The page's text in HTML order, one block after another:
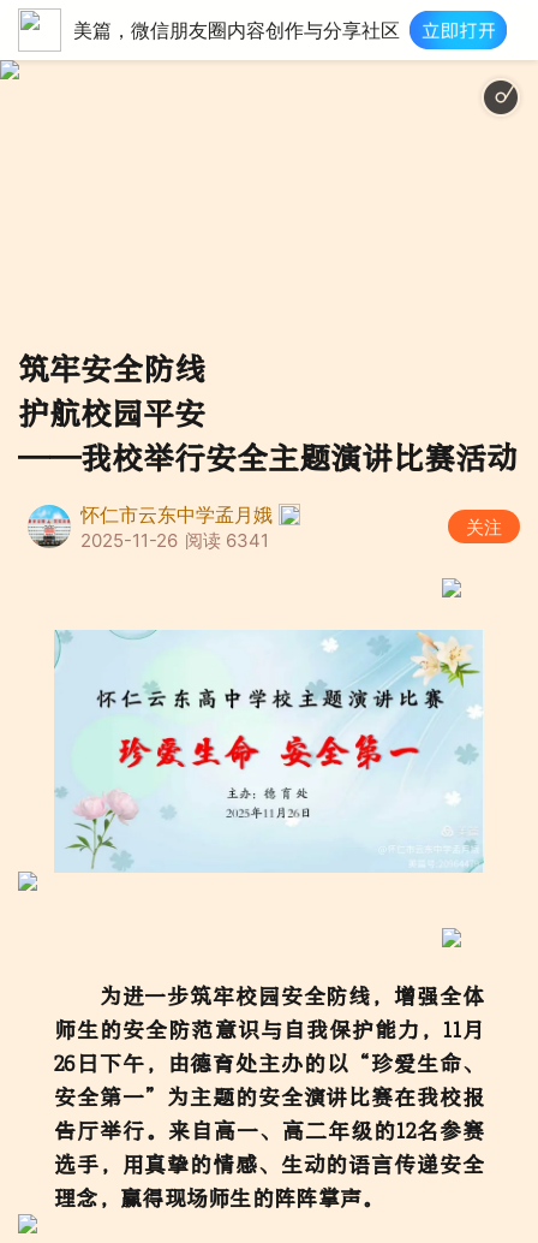
美篇，微信朋友圈内容创作与分享社区
筑牢安全防线
护航校园平安
——我校举行安全主题演讲比赛活动
怀仁市云东中学孟月娥
2025-11-26 阅读 6341
关注
为进一步筑牢校园安全防线，增强全体
师生的安全防范意识与自我保护能力，11月
26日下午，由德育处主办的以“珍爱生命、
安全第一”为主题的安全演讲比赛在我校报
告厅举行。来自高一、高二年级的12名参赛
选手，用真挚的情感、生动的语言传递安全
理念，赢得现场师生的阵阵掌声。
建筑安全之歌（伴